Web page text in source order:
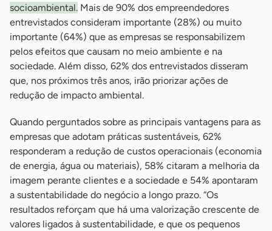
socioambiental. Mais de 90% dos empreendedores
entrevistados consideram importante (28%) ou muito
importante (64%) que as empresas se responsabilizem
pelos efeitos que causam no meio ambiente e na
sociedade. Além disso, 62% dos entrevistados disseram
que, nos próximos três anos, irão priorizar ações de
redução de impacto ambiental.
Quando perguntados sobre as principais vantagens para as
empresas que adotam práticas sustentáveis, 62%
responderam a redução de custos operacionais (economia
de energia, água ou materiais), 58% citaram a melhoria da
imagem perante clientes e a sociedade e 54% apontaram
a sustentabilidade do negócio a longo prazo. “Os
resultados reforçam que há uma valorização crescente de
valores ligados à sustentabilidade, e que os pequenos